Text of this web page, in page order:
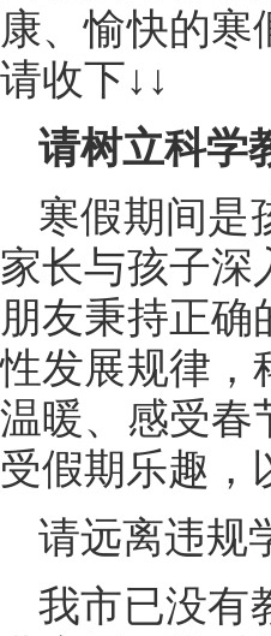
康、愉快的
请收下↓↓
请树立科学
寒假期间是
家长与孩子深
朋友秉持正
性发展规律，
温暖、感受春
受假期乐趣，
请远离违规
我市已没有